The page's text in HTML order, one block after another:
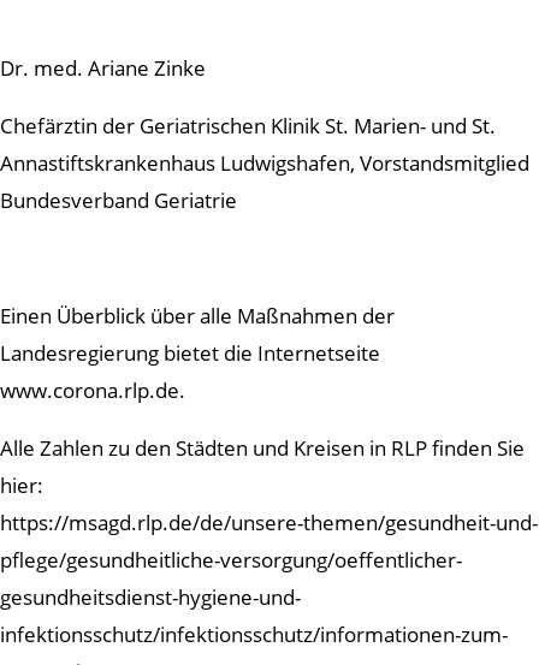
Dr. med. Ariane Zinke
Chefärztin der Geriatrischen Klinik St. Marien- und St.
Annastiftskrankenhaus Ludwigshafen, Vorstandsmitglied
Bundesverband Geriatrie
Einen Überblick über alle Maßnahmen der
Landesregierung bietet die Internetseite
www.corona.rlp.de.
Alle Zahlen zu den Städten und Kreisen in RLP finden Sie
hier:
https://msagd.rlp.de/de/unsere-themen/gesundheit-und-
pflege/gesundheitliche-versorgung/oeffentlicher-
gesundheitsdienst-hygiene-und-
infektionsschutz/infektionsschutz/informationen-zum-